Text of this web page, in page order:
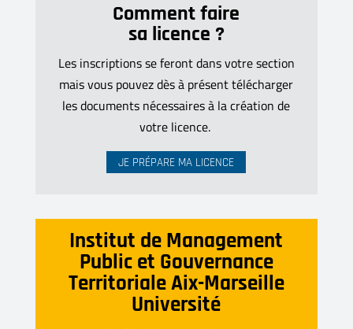
Comment faire
sa licence ?
Les inscriptions se feront dans votre section
mais vous pouvez dès à présent télécharger
les documents nécessaires à la création de
votre licence.
JE PRÉPARE MA LICENCE
Institut de Management
Public et Gouvernance
Territoriale Aix-Marseille
Université